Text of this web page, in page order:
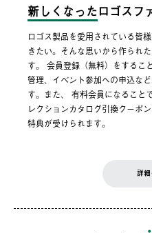
新しくなった ロゴスフ
ロゴス製品を愛用されている皆
きたい。そんな思いから作られ
す。 会員登録（無料）をするこ
管理、イベント参加への申込な
す。また、 有料会員になること
レクションカタログ引換クーポ
特典が受けられます。
詳細